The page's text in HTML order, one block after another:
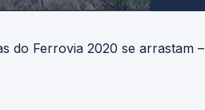
do Ferrovia 2020 se arrastam –